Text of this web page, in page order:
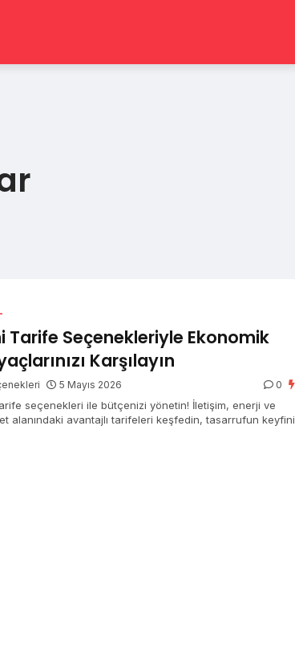
Tarife Seçenekleriyle Ekonomik
Karşılayın
5 Mayıs 2026 0
seçenekleri ile bütçenizi yönetin! İletişim, enerji ve
alanındaki avantajlı tarifeleri keşfedin, tasarrufun keyfini